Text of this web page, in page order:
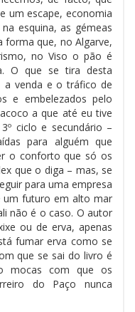
um escape, economia
esquina, as gémeas
que, no Algarve,
no Viso o pão é
O que se tira desta
a venda e o tráfico de
e embelezados pelo
a que até eu tive
ciclo e secundário –
para alguém que
o conforto que só os
que o diga – mas, se
para uma empresa
um futuro em alto mar
não é o caso. O autor
ou de erva, apenas
fumar erva como se
que se sai do livro é
mocas com que os
do Paço nunca